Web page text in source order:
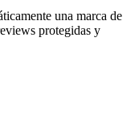
una marca de
protegidas y